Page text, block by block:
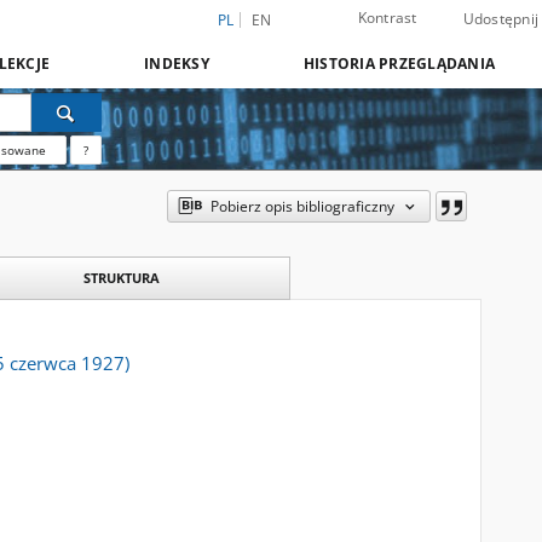
PL EN Kontrast Udostępnij
INDEKSY HISTORIA PRZEGLĄDANIA
?
Pobierz opis bibliograficzny
STRUKTURA
czerwca 1927)